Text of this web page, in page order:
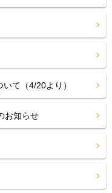
て（4/20より）
お知らせ